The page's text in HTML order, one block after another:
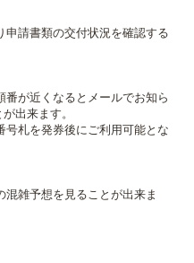
請書類の交付状況を確認する
が近くなるとメールでお知ら
出来ます。
札を発券後にご利用可能とな
雑予想を見ることが出来ま